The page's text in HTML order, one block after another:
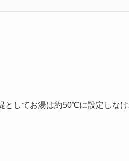
してお湯は約50℃に設定しなけ